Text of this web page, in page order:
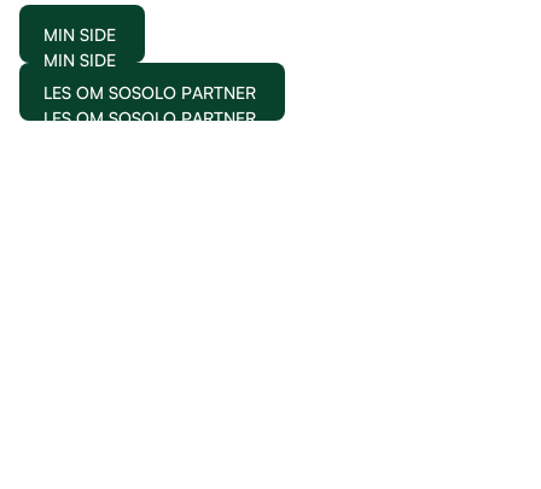
MIN SIDE
MIN SIDE
LES OM SOSOLO PARTNER
LES OM SOSOLO PARTNER